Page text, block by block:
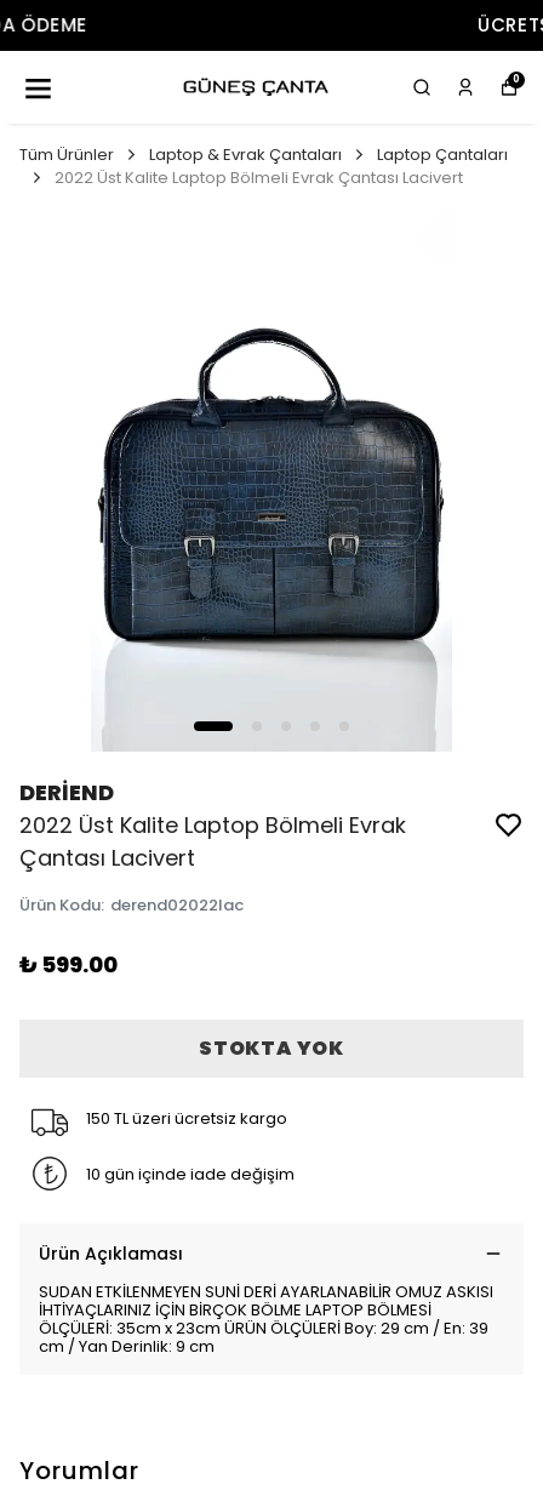
0
Tüm Ürünler Laptop & Evrak Çantaları
Laptop Çantaları
2022 Üst Kalite Laptop Bölmeli Evrak Çantası Lacivert
DERİEND
2022 Üst Kalite Laptop Bölmeli Evrak
Çantası Lacivert
Ürün Kodu: derend02022lac
₺ 599.00
STOKTA YOK
150 TL üzeri ücretsiz kargo
10 gün içinde iade değişim
Ürün Açıklaması
SUDAN ETKİLENMEYEN SUNİ DERİ AYARLANABİLİR OMUZ ASKISI
İHTİYAÇLARINIZ İÇİN BİRÇOK BÖLME LAPTOP BÖLMESİ
ÖLÇÜLERİ: 35cm x 23cm ÜRÜN ÖLÇÜLERİ Boy: 29 cm / En: 39
cm / Yan Derinlik: 9 cm
Yorumlar